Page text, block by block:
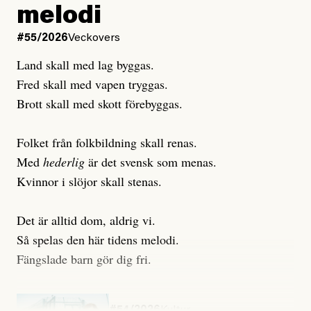
Uppdaterad7 August, 2026
Uppdaterad3 August, 2026
melodi
#55/2026Veckovers
Land skall med lag byggas.
Fred skall med vapen tryggas.
Brott skall med skott förebyggas.
Folket från folkbildning skall renas.
Med hederlig är det svensk som menas.
Kvinnor i slöjor skall stenas.
Det är alltid dom, aldrig vi.
Så spelas den här tidens melodi.
Fängslade barn gör dig fri.